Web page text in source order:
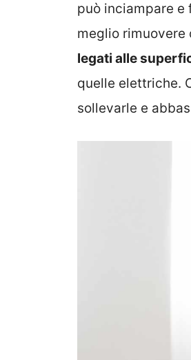
può inciampare e
meglio
legati alle
quelle elettriche.
sollevarle e